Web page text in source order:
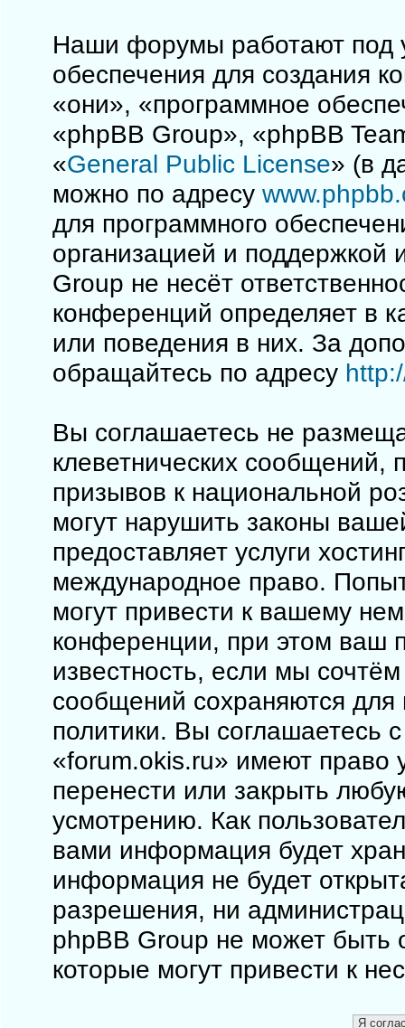
Наши форумы работают под
обеспечения для создания
«они», «программное
«phpBB Group», «phpBB
«General Public License» (в
можно по адресу
для программного
организацией и поддержкой
Group не несёт
конференций определяет в
или поведения в них. За
обращайтесь по адресу
Вы соглашаетесь не
клеветнических сообщений,
призывов к национальной
могут нарушить законы
предоставляет услуги
международное право.
могут привести к вашему
конференции, при этом ваш
известность, если мы
сообщений сохраняются для
политики. Вы соглашаетесь
«forum.okis.ru» имеют право
перенести или закрыть
усмотрению. Как
вами информация будет
информация не будет
разрешения, ни
phpBB Group не может быть
которые могут привести к